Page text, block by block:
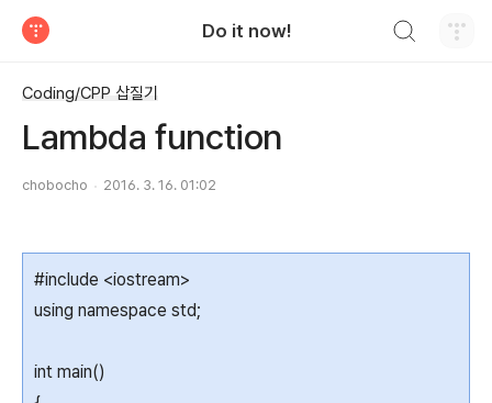
Do it now!
Coding/CPP 삽질기
Lambda function
chobocho 2016. 3. 16. 01:02
#include <iostream>
using namespace std;
int main()